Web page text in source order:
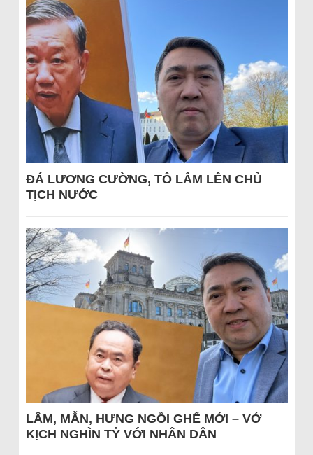
ĐÁ LƯƠNG CƯỜNG, TÔ LÂM LÊN CHỦ
TỊCH NƯỚC
LÂM, MẪN, HƯNG NGỒI GHẾ MỚI – VỞ
KỊCH NGHÌN TỶ VỚI NHÂN DÂN